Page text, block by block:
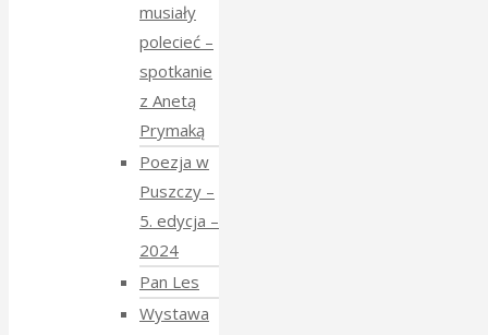
musiały
polecieć –
spotkanie
z Anetą
Prymaką
Poezja w
Puszczy –
5. edycja –
2024
Pan Les
Wystawa